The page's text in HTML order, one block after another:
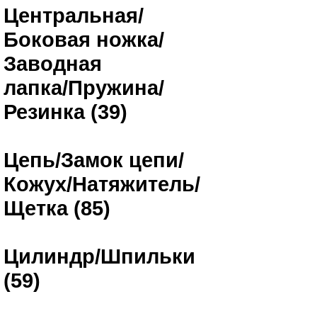
Центральная/
Боковая ножка/
Заводная
лапка/Пружина/
Резинка (39)
Цепь/Замок цепи/
Кожух/Натяжитель/
Щетка (85)
Цилиндр/Шпильки
(59)